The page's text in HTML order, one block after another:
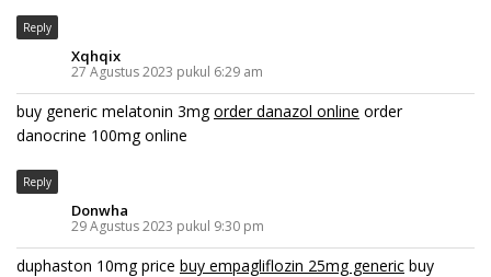
Reply
Xqhqix
27 Agustus 2023 pukul 6:29 am
buy generic melatonin 3mgorder danazol online order
danocrine 100mg online
Reply
Donwha
29 Agustus 2023 pukul 9:30 pm
duphaston 10mg price buy empagliflozin 25mg generic buy